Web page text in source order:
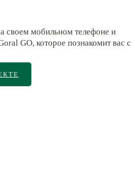
своем мобильном телефоне и
GO, которое познакомит вас с